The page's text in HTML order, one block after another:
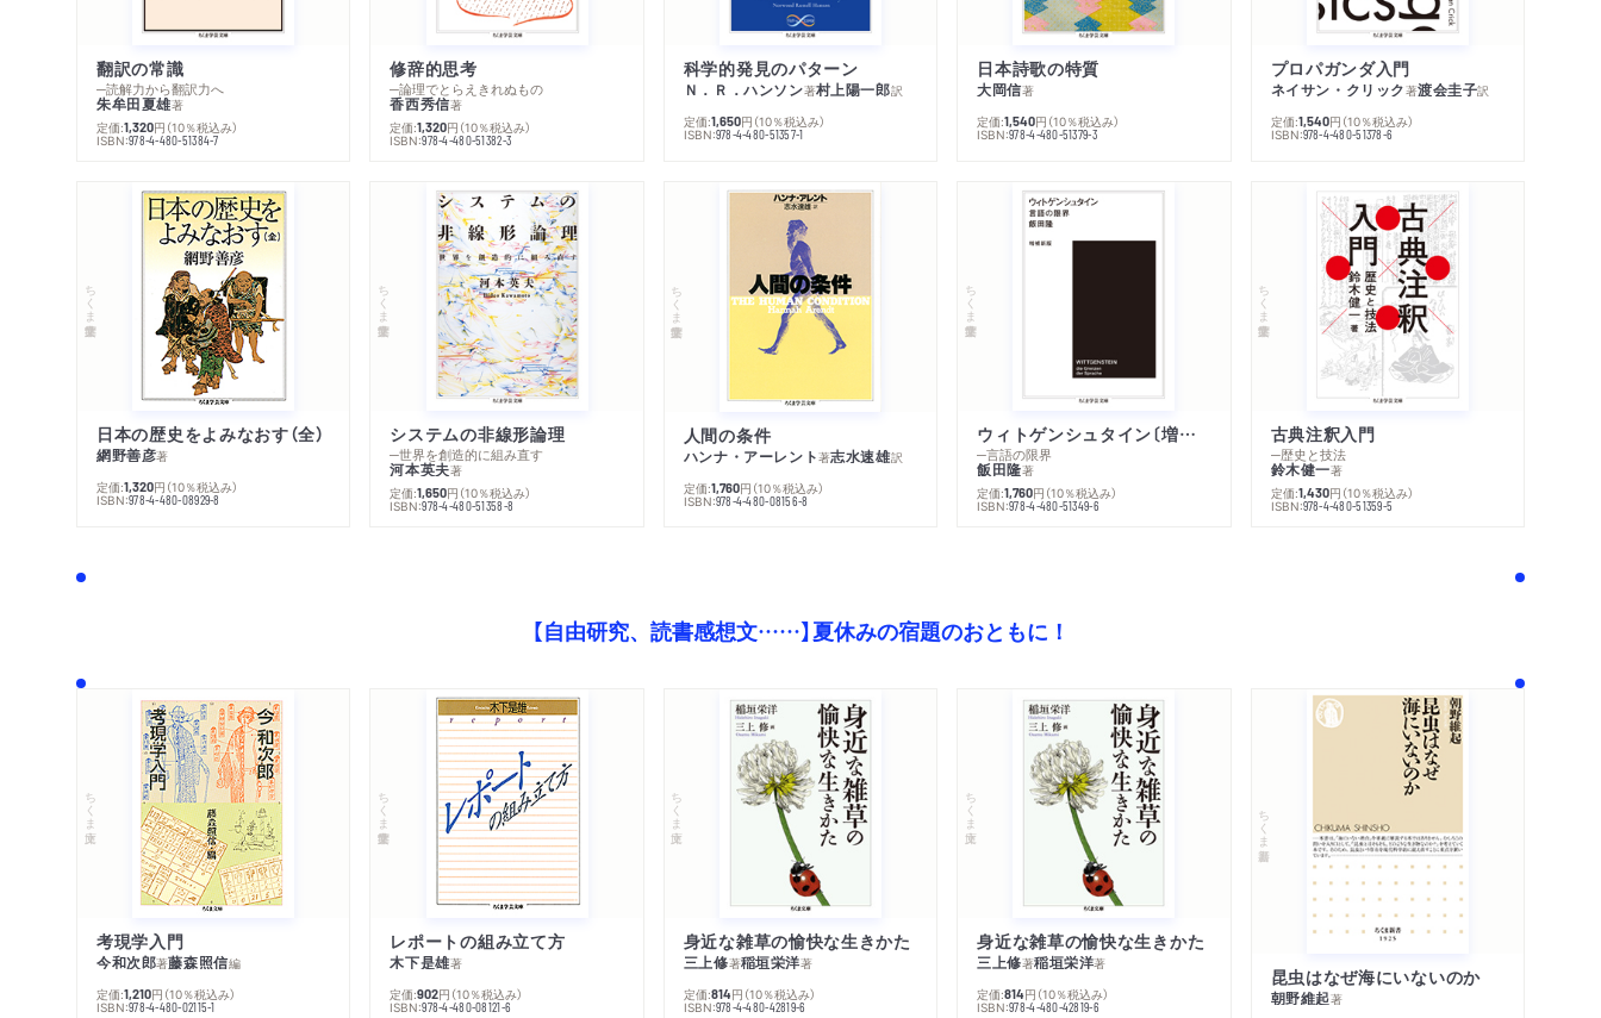
翻訳の常識
─読解力から翻訳力へ
朱牟田夏雄著
定価:1,320円 （10％税込み）
ISBN:978-4-480-51384-7
修辞的思考
─論理でとらえきれぬもの
香西秀信著
定価:1,320円 （10％税込み）
ISBN:978-4-480-51382-3
科学的発見のパターン
Ｎ．Ｒ．ハンソン著村上陽一郎訳
定価:1,650円 （10％税込み）
ISBN:978-4-480-51357-1
日本詩歌の特質
大岡信著
定価:1,540円 （10％税込み）
ISBN:978-4-480-51379-3
プロパガンダ入門
ネイサン・クリック著渡会圭子訳
定価:1,540円 （10％税込み）
ISBN:978-4-480-51378-6
ちくま学芸文庫
日本の歴史をよみなおす（全）
網野善彦著
定価:1,320円 （10％税込み）
ISBN:978-4-480-08929-8
ちくま学芸文庫
システムの非線形論理
─世界を創造的に組み直す
河本英夫著
定価:1,650円 （10％税込み）
ISBN:978-4-480-51358-8
ちくま学芸文庫
人間の条件
ハンナ・アーレント著志水速雄訳
定価:1,760円 （10％税込み）
ISBN:978-4-480-08156-8
ちくま学芸文庫
ウィトゲンシュタイン〔増補新版〕
─言語の限界
飯田隆著
定価:1,760円 （10％税込み）
ISBN:978-4-480-51349-6
ちくま学芸文庫
古典注釈入門
─歴史と技法
鈴木健一著
定価:1,430円 （10％税込み）
ISBN:978-4-480-51359-5
【自由研究、読書感想文……】夏休みの宿題のおともに！
ちくま文庫
考現学入門
今和次郎著藤森照信編
定価:1,210円 （10％税込み）
ISBN:978-4-480-02115-1
ちくま学芸文庫
レポートの組み立て方
木下是雄著
定価:902円 （10％税込み）
ISBN:978-4-480-08121-6
ちくま文庫
身近な雑草の愉快な生きかた
三上修著稲垣栄洋著
定価:814円 （10％税込み）
ISBN:978-4-480-42819-6
ちくま文庫
身近な雑草の愉快な生きかた
三上修著稲垣栄洋著
定価:814円 （10％税込み）
ISBN:978-4-480-42819-6
ちくま新書
昆虫はなぜ海にいないのか
朝野維起著